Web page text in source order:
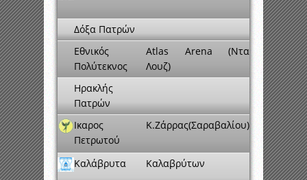
Δόξα Πατρών
Εθνικός
Πολύτεκνος
Atlas Arena (Ντα
Λουζ)
Ηρακλής
Πατρών
Ικαρος
Πετρωτού
Κ.Ζάρρας(Σαραβαλίου)
Καλάβρυτα Καλαβρύτων